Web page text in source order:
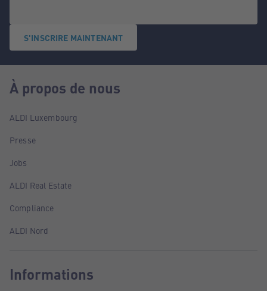
S'INSCRIRE MAINTENANT
À propos de nous
ALDI Luxembourg
Presse
Jobs
ALDI Real Estate
Compliance
ALDI Nord
Informations